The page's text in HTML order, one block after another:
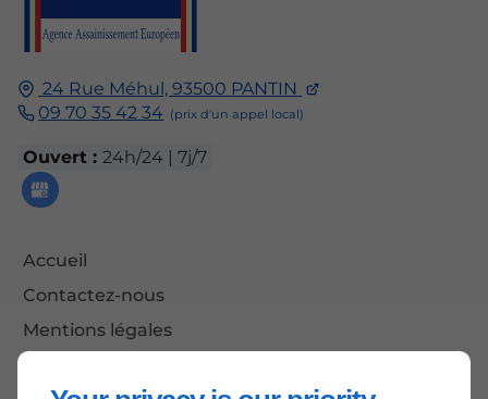
24 Rue Méhul,93500 PANTIN
09 70 35 42 34
Ouvert : 24h/24 | 7j/7
Accueil
Contactez-nous
Mentions légales